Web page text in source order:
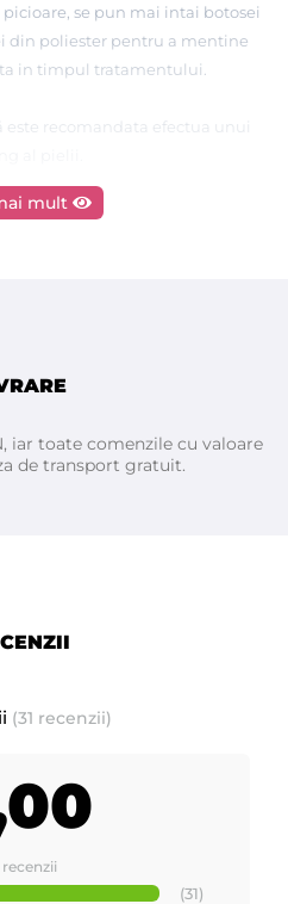
se pun mai intai botosei
din poliester pentru a mentine
in timpul tratamentului.
este recomandata efectua unui
utilizare :
aproximativ 10 minute.
mult
iar toate comenzile cu valoare
de transport gratuit.
(31 recenzii)
recenzii
(31)